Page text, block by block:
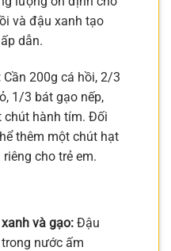
và đậu xanh tạo
dẫn.
Cần 200g cá hồi, 2/3
1/3 bát gạo nếp,
chút hành tím. Đối
thêm một chút hạt
cho trẻ em.
và gạo:Đậu
nước ấm